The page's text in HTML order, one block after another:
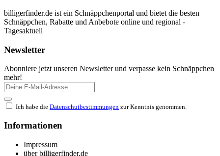
billigerfinder.de ist ein Schnäppchenportal und bietet die besten
Schnäppchen, Rabatte und Anbebote online und regional -
Tagesaktuell
Newsletter
Abonniere jetzt unseren Newsletter und verpasse kein Schnäppchen
mehr!
Ich habe die Datenschutbestimmungen zur Kenntnis genommen.
Informationen
Impressum
über billigerfinder.de